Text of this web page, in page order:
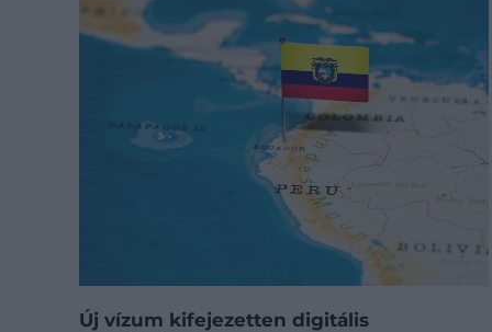
Új vízum kifejezetten digitális